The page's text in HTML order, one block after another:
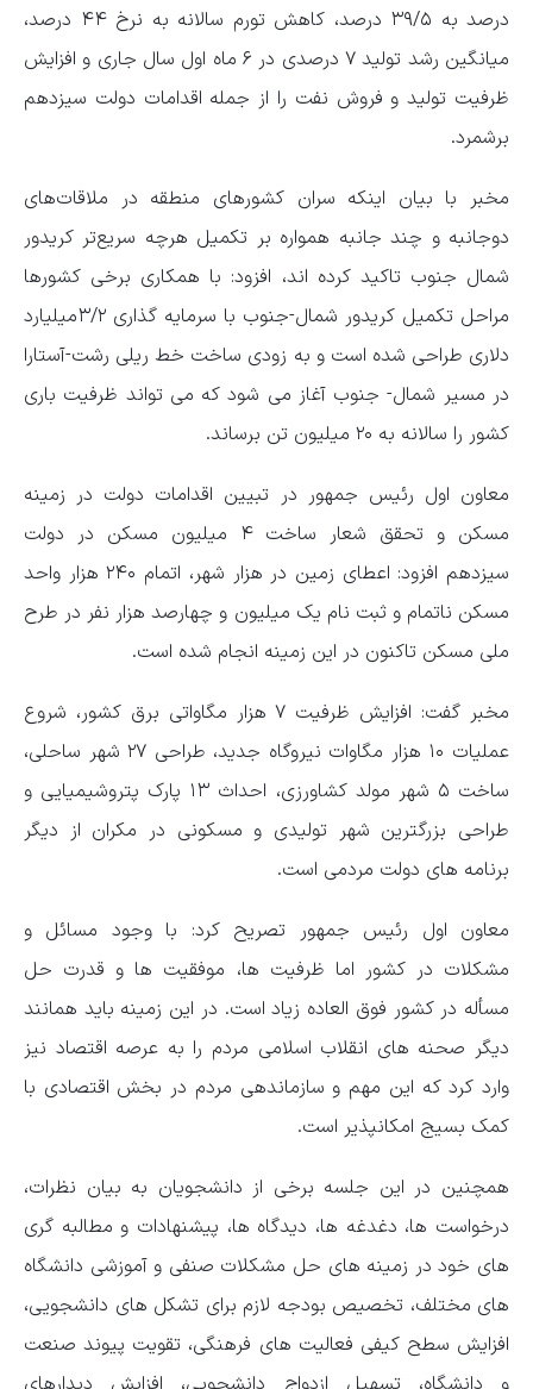
درصد به ۳۹/۵ درصد، کاهش تورم سالانه به نرخ ۴۴ درصد،
میانگین رشد تولید ۷ درصدی در ۶ ماه اول سال جاری و افزایش
ظرفیت تولید و فروش نفت را از جمله اقدامات دولت سیزدهم
برشمرد.
مخبر با بیان اینکه سران کشورهای منطقه در ملاقات‌های
دوجانبه و چند جانبه همواره بر تکمیل هرچه سریع‌تر کریدور
شمال جنوب تاکید کرده اند، افزود: با همکاری برخی کشورها
مراحل تکمیل کریدور شمال-جنوب با سرمایه گذاری ۳/۲میلیارد
دلاری طراحی شده است و به زودی ساخت خط ریلی رشت-آستارا
در مسیر شمال- جنوب آغاز می شود که می تواند ظرفیت باری
کشور را سالانه به ۲۰ میلیون تن برساند.
معاون اول رئیس جمهور در تبیین اقدامات دولت در زمینه
مسکن و تحقق شعار ساخت ۴ میلیون مسکن در دولت
سیزدهم افزود: اعطای زمین در هزار شهر، اتمام ۲۴۰ هزار واحد
مسکن ناتمام و ثبت نام یک میلیون و چهارصد هزار نفر در طرح
ملی مسکن تاکنون در این زمینه انجام شده است.
مخبر گفت: افزایش ظرفیت ۷ هزار مگاواتی برق کشور، شروع
عملیات ۱۰ هزار مگاوات نیروگاه جدید، طراحی ۲۷ شهر ساحلی،
ساخت ۵ شهر مولد کشاورزی، احداث ۱۳ پارک پتروشیمیایی و
طراحی بزرگترین شهر تولیدی و مسکونی در مکران از دیگر
برنامه‌ های دولت مردمی است.
معاون اول رئیس جمهور تصریح کرد: با وجود مسائل و
مشکلات در کشور اما ظرفیت ها، موفقیت ها و قدرت حل
مسأله در کشور فوق العاده زیاد است. در این زمینه باید همانند
دیگر صحنه های انقلاب اسلامی مردم را به عرصه اقتصاد نیز
وارد کرد که این مهم و سازماندهی مردم در بخش اقتصادی با
کمک بسیج امکانپذیر است.
همچنین در این جلسه برخی از دانشجویان به بیان نظرات،
درخواست ها، دغدغه ها، دیدگاه ها، پیشنهادات و مطالبه گری
های خود در زمینه های حل مشکلات صنفی و آموزشی دانشگاه
های مختلف، تخصیص بودجه لازم برای تشکل های دانشجویی،
افزایش سطح کیفی فعالیت های فرهنگی، تقویت پیوند صنعت